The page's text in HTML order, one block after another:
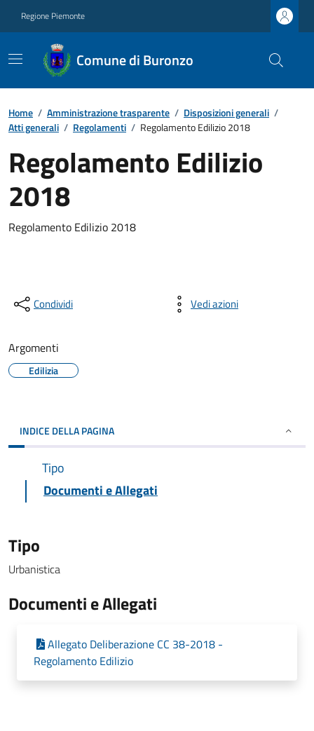
Regione Piemonte
Comune di Buronzo
Home / Amministrazione trasparente / Disposizioni generali /
Atti generali / Regolamenti / Regolamento Edilizio 2018
Regolamento Edilizio
2018
Regolamento Edilizio 2018
Condividi Vedi azioni
Argomenti
Edilizia
INDICE DELLA PAGINA
Tipo
Documenti e Allegati
Tipo
Urbanistica
Documenti e Allegati
Allegato Deliberazione CC 38-2018 -
Regolamento Edilizio